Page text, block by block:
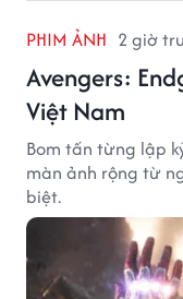
PHIM ẢNH 2 giờ
Avengers:
Việt Nam
Bom tấn từng lập
màn ảnh rộng từ
biệt.